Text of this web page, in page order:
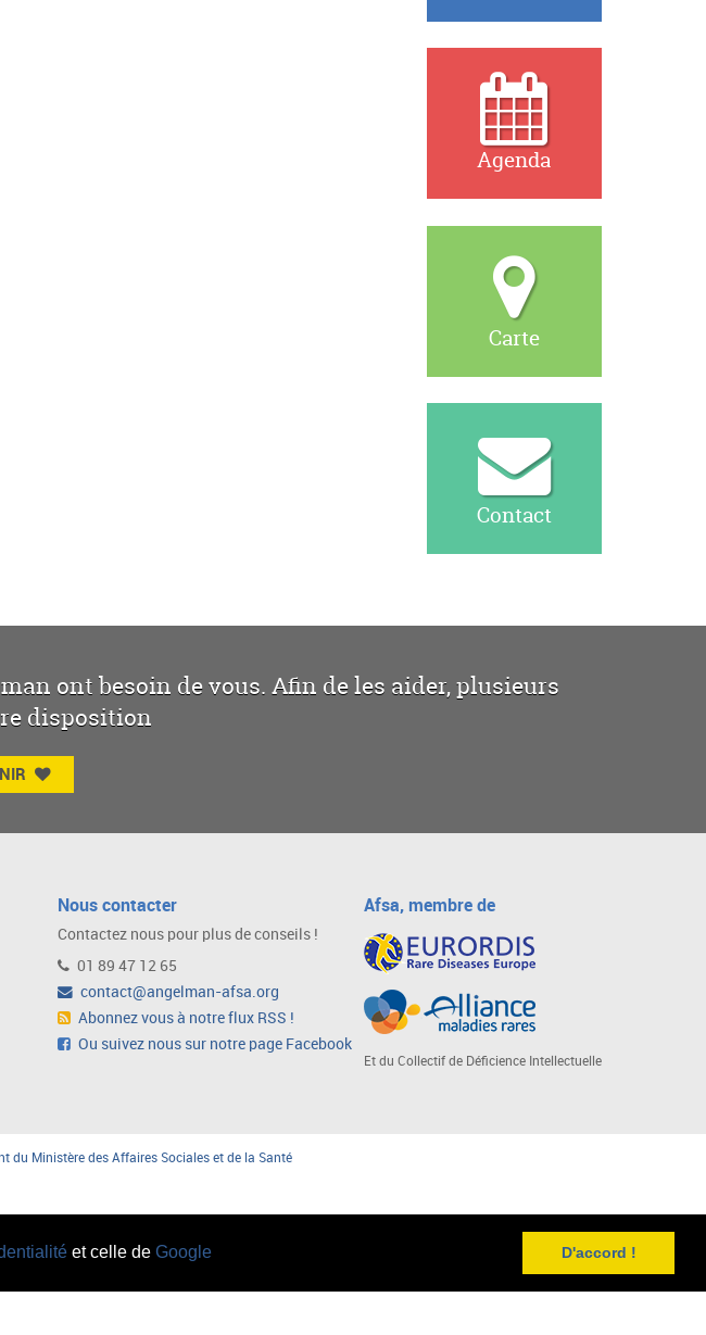
et celle de Google D'accord !
Agenda
Carte
Contact
ont besoin de vous. Afin de les aider, plusieurs
disposition
Nous contacter
Contactez nous pour plus de conseils !
01 89 47 12 65
contact@angelman-afsa.org
Abonnez vous à notre flux RSS !
Ou suivez nous sur notre page Facebook
Afsa, membre de
Et du Collectif de Déficience Intellectuelle
du Ministère des Affaires Sociales et de la Santé